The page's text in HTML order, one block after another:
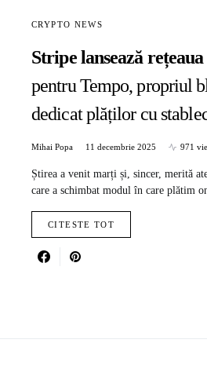
CRYPTO NEWS
Stripe lansează
pentru Tempo, propriul
dedicat plăților cu
Mihai Popa 11 decembrie 2025 971
Știrea a venit marți și, sincer, merită
care a schimbat modul în care plătim
CITESTE TOT